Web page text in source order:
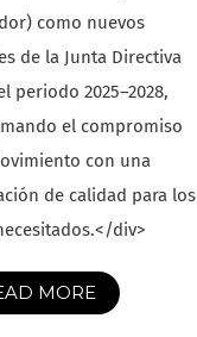
como nuevos
de la Junta Directiva
periodo 2025–2028,
el compromiso
con una
de calidad para los
div>
MORE